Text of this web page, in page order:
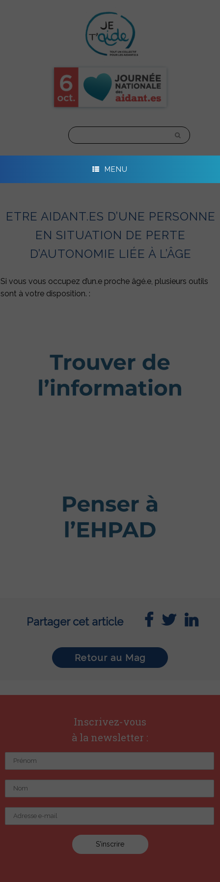
MENU
ETRE AIDANT.ES D’UNE PERSONNE
EN SITUATION DE PERTE
D’AUTONOMIE LIÉE À L’ÂGE
Si vous vous occupez d’un.e proche âgé.e, plusieurs outils
sont à votre disposition. :
Partager cet article
Retour au Mag
Inscrivez-vous
à la newsletter :